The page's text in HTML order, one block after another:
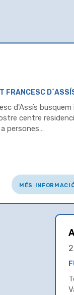
FRANCESC
d'Assís
centre
persones…
més